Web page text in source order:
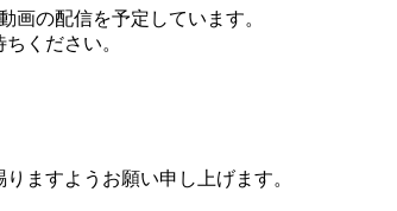
画の配信を予定しています。
ください。
ますようお願い申し上げます。